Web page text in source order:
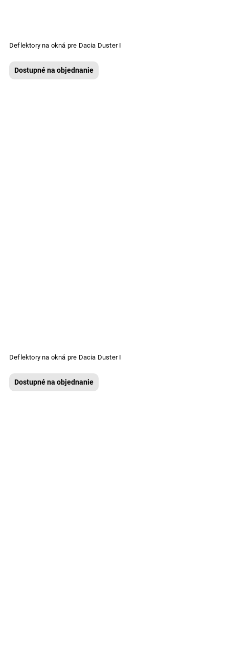
Deflektory na okná pre Dacia Duster I
Dostupné na objednanie
Deflektory na okná pre Dacia Duster I
Dostupné na objednanie